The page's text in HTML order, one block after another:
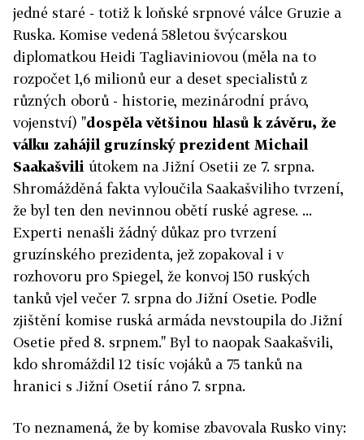
jedné staré - totiž k loňské srpnové válce Gruzie a
Ruska. Komise vedená 58letou švýcarskou
diplomatkou Heidi Tagliaviniovou (měla na to
rozpočet 1,6 milionů eur a deset specialistů z
různých oborů - historie, mezinárodní právo,
vojenství) "dospěla většinou hlasů k závěru, že
válku zahájil gruzínský prezident Michail
Saakašvili útokem na Jižní Osetii ze 7. srpna.
Shromážděná fakta vyloučila Saakašviliho tvrzení,
že byl ten den nevinnou obětí ruské agrese. ...
Experti nenašli žádný důkaz pro tvrzení
gruzínského prezidenta, jež zopakoval i v
rozhovoru pro Spiegel, že konvoj 150 ruských
tanků vjel večer 7. srpna do Jižní Osetie. Podle
zjištění komise ruská armáda nevstoupila do Jižní
Osetie před 8. srpnem." Byl to naopak Saakašvili,
kdo shromáždil 12 tisíc vojáků a 75 tanků na
hranici s Jižní Osetií ráno 7. srpna.
To neznamená, že by komise zbavovala Rusko viny: